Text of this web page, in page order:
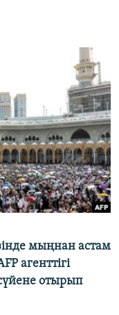
мыңнан астам
агенттігі
отырып